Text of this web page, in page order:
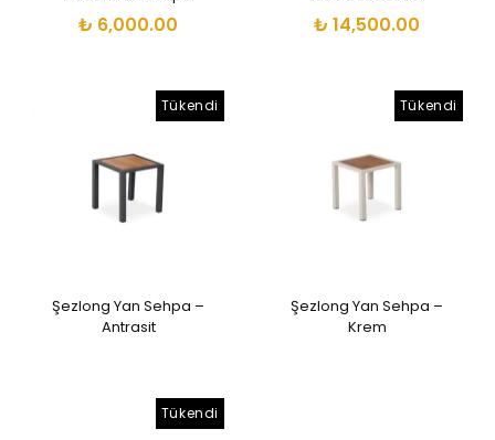
₺ 6,000.00 ₺ 14,500.00
Tükendi
Şezlong Yan Sehpa –
Antrasit
Tükendi
Şezlong Yan Sehpa –
Krem
Tükendi